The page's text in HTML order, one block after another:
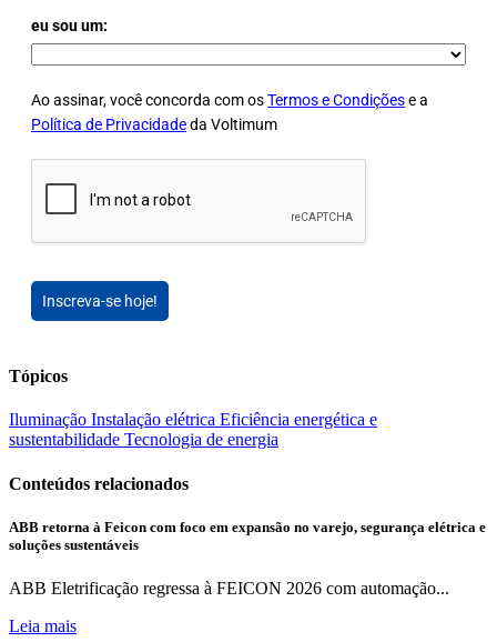
eu sou um:
Ao assinar, você concorda com osTermos e Condiçõese a
Política de Privacidadeda Voltimum
Inscreva-se hoje!
Tópicos
Iluminação Instalação elétrica Eficiência energética e
sustentabilidade Tecnologia de energia
Conteúdos relacionados
ABB retorna à Feicon com foco em expansão no varejo, segurança elétrica e
soluções sustentáveis
ABB Eletrificação regressa à FEICON 2026 com automação...
Leia mais